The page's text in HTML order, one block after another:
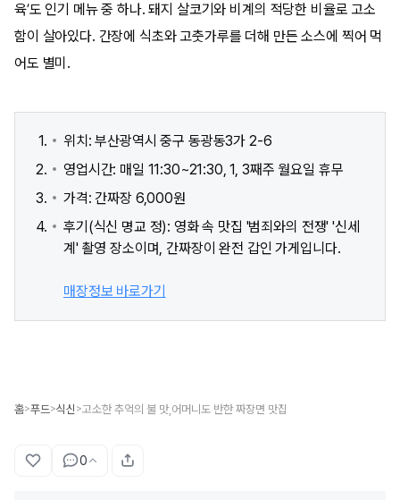
육’도 인기 메뉴 중 하나. 돼지 살코기와 비계의 적당한 비율로 고소
함이 살아있다. 간장에 식초와 고춧가루를 더해 만든 소스에 찍어 먹
어도 별미.
위치: 부산광역시 중구 동광동3가 2-6
영업시간: 매일 11:30~21:30, 1, 3째주 월요일 휴무
가격: 간짜장 6,000원
후기(식신 명교 정): 영화 속 맛집 '범죄와의 전쟁' '신세
계' 촬영 장소이며, 간짜장이 완전 갑인 가게입니다.
매장정보 바로가기
홈>푸드>식신 >고소한 추억의 불 맛,어머니도 반한 짜장면 맛집
0